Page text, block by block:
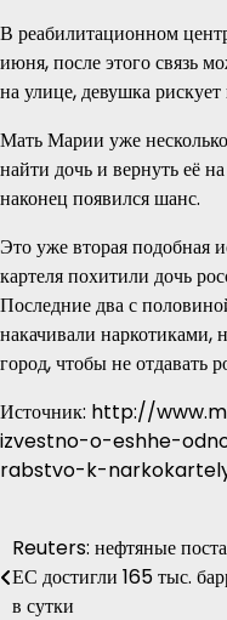
В реабилитационном
июня, после этого связь
на улице, девушка
Мать Марии уже
найти дочь и вернуть её
наконец появился шанс.
Это уже вторая подобная
картеля похитили дочь
Последние два с
накачивали наркотиками,
город, чтобы не отдавать
Источник: http://
izvestno-o-eshhe-
rabstvo-k-
Навигация
по
Reuters: нефтяные
ЕС достигли 165 тыс.
в сутки